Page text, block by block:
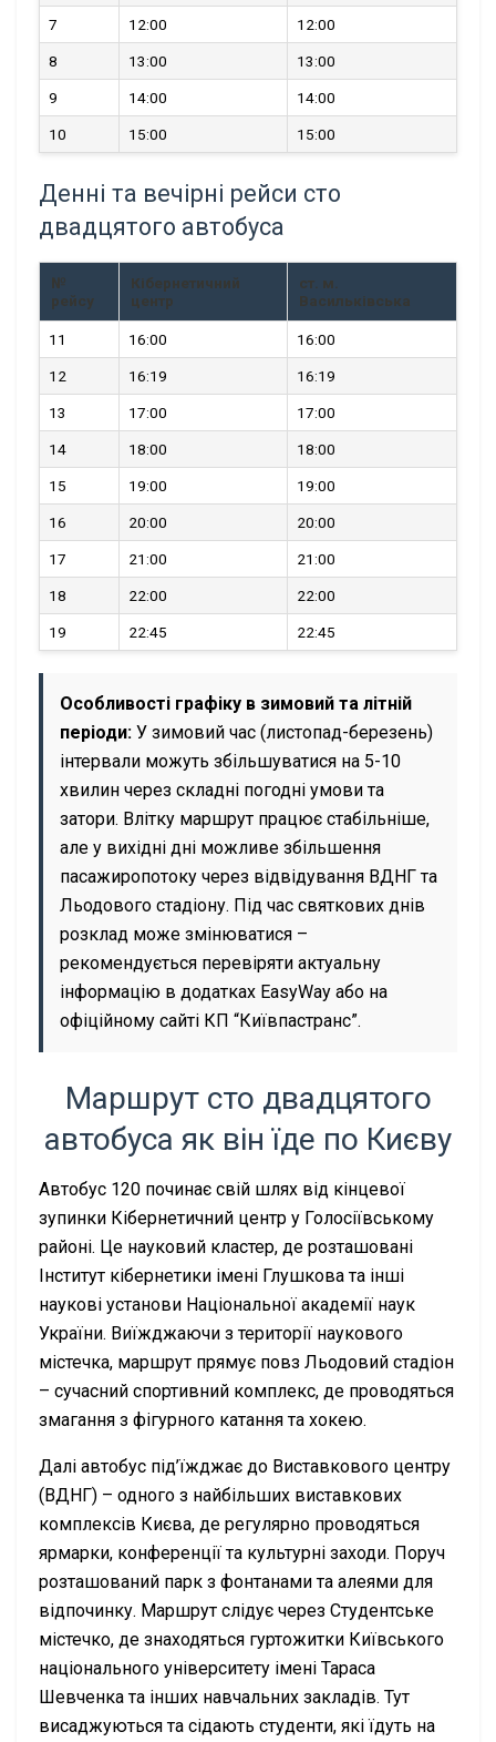
7 12:00 12:00
8 13:00 13:00
9 14:00 14:00
10 15:00 15:00
Денні та вечірні рейси сто
двадцятого автобуса
№
рейсу
Кібернетичний
центр
ст. м.
Васильківська
11 16:00 16:00
12 16:19 16:19
13 17:00 17:00
14 18:00 18:00
15 19:00 19:00
16 20:00 20:00
17 21:00 21:00
18 22:00 22:00
19 22:45 22:45
Особливості графіку в зимовий та літній
періоди: У зимовий час (листопад-березень)
інтервали можуть збільшуватися на 5-10
хвилин через складні погодні умови та
затори. Влітку маршрут працює стабільніше,
але у вихідні дні можливе збільшення
пасажиропотоку через відвідування ВДНГ та
Льодового стадіону. Під час святкових днів
розклад може змінюватися –
рекомендується перевіряти актуальну
інформацію в додатках EasyWay або на
офіційному сайті КП “Київпастранс”.
Маршрут сто двадцятого
автобуса як він їде по Києву
Автобус 120 починає свій шлях від кінцевої
зупинки Кібернетичний центр у Голосіївському
районі. Це науковий кластер, де розташовані
Інститут кібернетики імені Глушкова та інші
наукові установи Національної академії наук
України. Виїжджаючи з території наукового
містечка, маршрут прямує повз Льодовий стадіон
– сучасний спортивний комплекс, де проводяться
змагання з фігурного катання та хокею.
Далі автобус під’їжджає до Виставкового центру
(ВДНГ) – одного з найбільших виставкових
комплексів Києва, де регулярно проводяться
ярмарки, конференції та культурні заходи. Поруч
розташований парк з фонтанами та алеями для
відпочинку. Маршрут слідує через Студентське
містечко, де знаходяться гуртожитки Київського
національного університету імені Тараса
Шевченка та інших навчальних закладів. Тут
висаджуються та сідають студенти, які їдуть на